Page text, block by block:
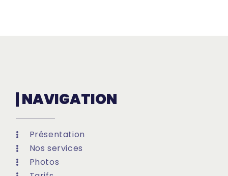
NAVIGATION
Présentation
Nos services
Photos